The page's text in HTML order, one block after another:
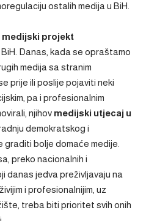
ostalih medija u BiH.
medijski projekt
BiH. Danas, kada se opraštamo
medija sa stranim
prije ili poslije pojaviti neki
pa i profesionalnim
njihov medijski utjecaj u
demokratskog i
bolje domaće medije.
preko nacionalnih i
danas jedva preživljavaju na
i profesionalnijim, uz
treba biti prioritet svih onih